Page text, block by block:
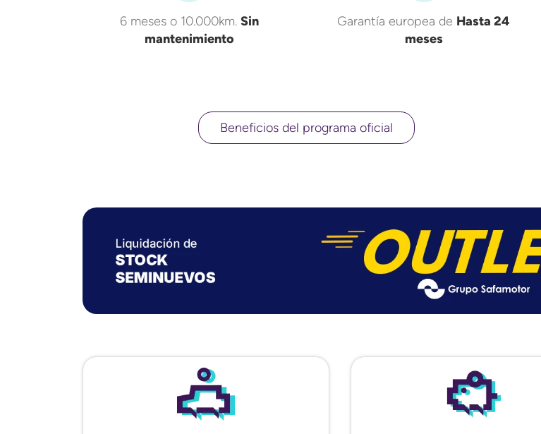
6 meses o 10.000km. Sin
mantenimiento
Garantía europea de Hasta 24
meses
Beneficios del programa oficial